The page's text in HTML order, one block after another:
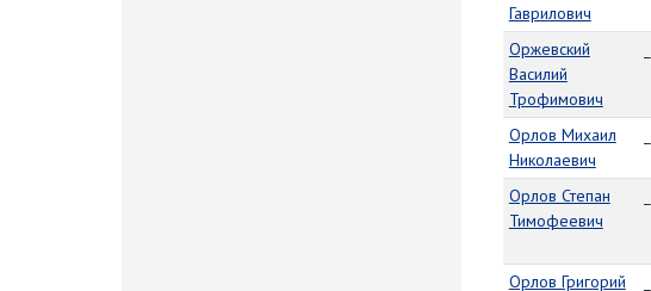
Гаврилович
Оржевский
Василий
Трофимович
Орлов Михаил
Николаевич
Орлов Степан
Тимофеевич
Орлов Григорий